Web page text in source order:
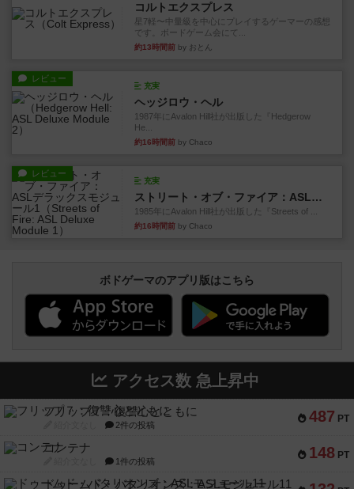
コルトエクスプレス
星7軽〜中量級を中心にプレイするゲーマーの感想
です。ボードゲーム会にて...
約13時間前 by おとん
レビュー
充実
ヘッジロウ・ヘル
1987年にAvalon Hill社が出版した『Hedgerow
He...
約16時間前 by Chaco
レビュー
充実
ストリート・オブ・ファイア：ASLデラックスモジュール1
1985年にAvalon Hill社が出版した『Streets of ...
約16時間前 by Chaco
ボドゲーマのアプリ版はこちら
アクセス数 急上昇中
487 PT
フリップ７：復讐心とともに
2件の投稿
148 PT
コンテナ
1件の投稿
ドゥームド・バタリオンズ：ASLモジュール11